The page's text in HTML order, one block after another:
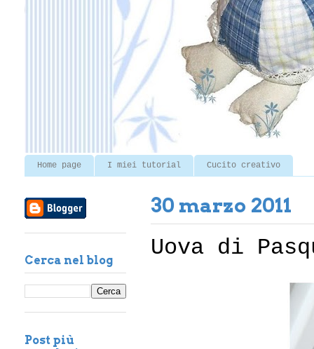
Home page I miei tutorial Cucito creativo
30 marzo 2011
Uova di
Cerca nel blog
Post più